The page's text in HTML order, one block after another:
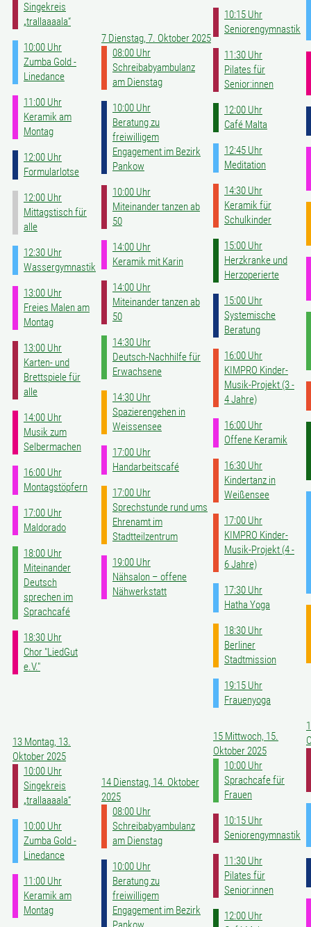
Singekreis
„trallaaaala“
10:00 Uhr
Zumba Gold -
Linedance
11:00 Uhr
Keramik am
Montag
12:00 Uhr
Formularlotse
12:00 Uhr
Mittagstisch für
alle
12:30 Uhr
Wassergymnastik
13:00 Uhr
Freies Malen am
Montag
13:00 Uhr
Karten- und
Brettspiele für
alle
14:00 Uhr
Musik zum
Selbermachen
16:00 Uhr
Montagstöpfern
17:00 Uhr
Maldorado
18:00 Uhr
Miteinander
Deutsch
sprechen im
Sprachcafé
18:30 Uhr
Chor "LiedGut
e.V."
7 Dienstag, 7. Oktober 2025
08:00 Uhr
Schreibabyambulanz
am Dienstag
10:00 Uhr
Beratung zu
freiwilligem
Engagement im Bezirk
Pankow
10:00 Uhr
Miteinander tanzen ab
50
14:00 Uhr
Keramik mit Karin
14:00 Uhr
Miteinander tanzen ab
50
14:30 Uhr
Deutsch-Nachhilfe für
Erwachsene
14:30 Uhr
Spazierengehen in
Weissensee
17:00 Uhr
Handarbeitscafé
17:00 Uhr
Sprechstunde rund ums
Ehrenamt im
Stadtteilzentrum
19:00 Uhr
Nähsalon – offene
Nähwerkstatt
10:15 Uhr
Seniorengymnastik
11:30 Uhr
Pilates für
Senior:innen
12:00 Uhr
Café Malta
12:45 Uhr
Meditation
14:30 Uhr
Keramik für
Schulkinder
15:00 Uhr
Herzkranke und
Herzoperierte
15:00 Uhr
Systemische
Beratung
16:00 Uhr
KIMPRO Kinder-
Musik-Projekt (3 -
4 Jahre)
16:00 Uhr
Offene Keramik
16:30 Uhr
Kindertanz in
Weißensee
17:00 Uhr
KIMPRO Kinder-
Musik-Projekt (4 -
6 Jahre)
17:30 Uhr
Hatha Yoga
18:30 Uhr
Berliner
Stadtmission
19:15 Uhr
Frauenyoga
13 Montag, 13.
Oktober 2025
10:00 Uhr
Singekreis
„trallaaaala“
10:00 Uhr
Zumba Gold -
Linedance
11:00 Uhr
Keramik am
Montag
14 Dienstag, 14. Oktober
2025
08:00 Uhr
Schreibabyambulanz
am Dienstag
10:00 Uhr
Beratung zu
freiwilligem
Engagement im Bezirk
15 Mittwoch, 15.
Oktober 2025
10:00 Uhr
Sprachcafe für
Frauen
10:15 Uhr
Seniorengymnastik
11:30 Uhr
Pilates für
Senior:innen
12:00 Uhr